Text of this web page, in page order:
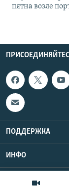
пятна возле
ПОДДЕРЖКА
ИНФО
UTC+3